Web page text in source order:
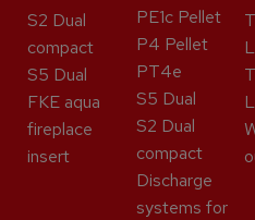
S2 Dual
compact
S5 Dual
FKE aqua
fireplace
insert
PE1c Pellet
P4 Pellet
PT4e
S5 Dual
S2 Dual
compact
Discharge
systems for